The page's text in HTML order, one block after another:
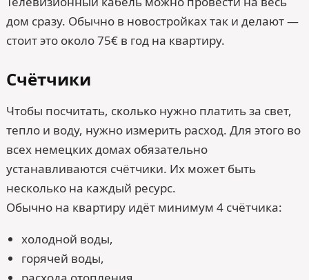
дом сразу. Обычно в новостройках так и делают —
стоит это около 75€ в год на квартиру.
Счётчики
Чтобы посчитать, сколько нужно платить за свет,
тепло и воду, нужно измерить расход. Для этого во
всех немецких домах обязательно
устанавливаются счётчики. Их может быть
несколько на каждый ресурс.
Обычно на квартиру идёт минимум 4 счётчика:
холодной воды,
горячей воды,